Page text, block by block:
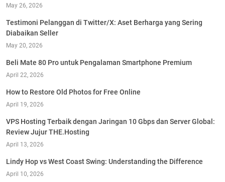
May 26, 2026
Testimoni Pelanggan di Twitter/X: Aset Berharga yang Sering
Diabaikan Seller
May 20, 2026
Beli Mate 80 Pro untuk Pengalaman Smartphone Premium
April 22, 2026
How to Restore Old Photos for Free Online
April 19, 2026
VPS Hosting Terbaik dengan Jaringan 10 Gbps dan Server Global:
Review Jujur THE.Hosting
April 13, 2026
Lindy Hop vs West Coast Swing: Understanding the Difference
April 10, 2026